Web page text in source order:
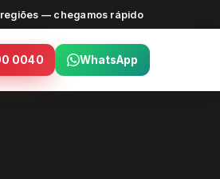
regiões — chegamos rápido
0040 WhatsApp